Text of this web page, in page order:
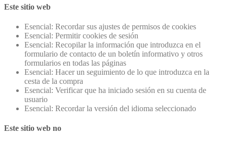
Este sitio web
Esencial: Recordar sus ajustes de permisos de cookies
Esencial: Permitir cookies de sesión
Esencial: Recopilar la información que introduzca en el
formulario de contacto de un boletín informativo y otros
formularios en todas las páginas
Esencial: Hacer un seguimiento de lo que introduzca en la
cesta de la compra
Esencial: Verificar que ha iniciado sesión en su cuenta de
usuario
Esencial: Recordar la versión del idioma seleccionado
Este sitio web no